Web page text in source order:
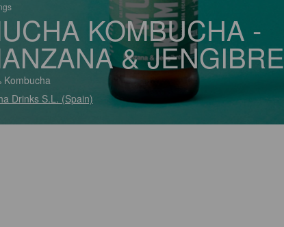
KOMBUCHA -
& JENGIBRE
Kombucha
Drinks S.L. (Spain)